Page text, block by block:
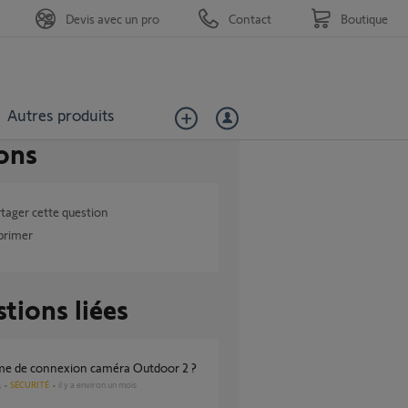
Autres produits
Devis avec un pro Contact Boutique
cette question
liées
de connexion caméra Outdoor 2 ?
SÉCURITÉ il y a environ un mois